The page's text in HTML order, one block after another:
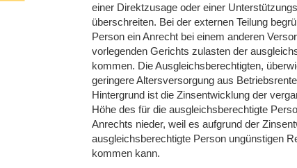
einer Direktzusage oder einer
überschreiten. Bei der externen Teilung
Person ein Anrecht bei einem anderen
vorlegenden Gerichts zulasten der
kommen. Die Ausgleichsberechtigten,
geringere Altersversorgung aus
Hintergrund ist die Zinsentwicklung der
Höhe des für die ausgleichsberechtigte
Anrechts nieder, weil es aufgrund der
ausgleichsberechtigte Person ungünstigen
kommen kann.